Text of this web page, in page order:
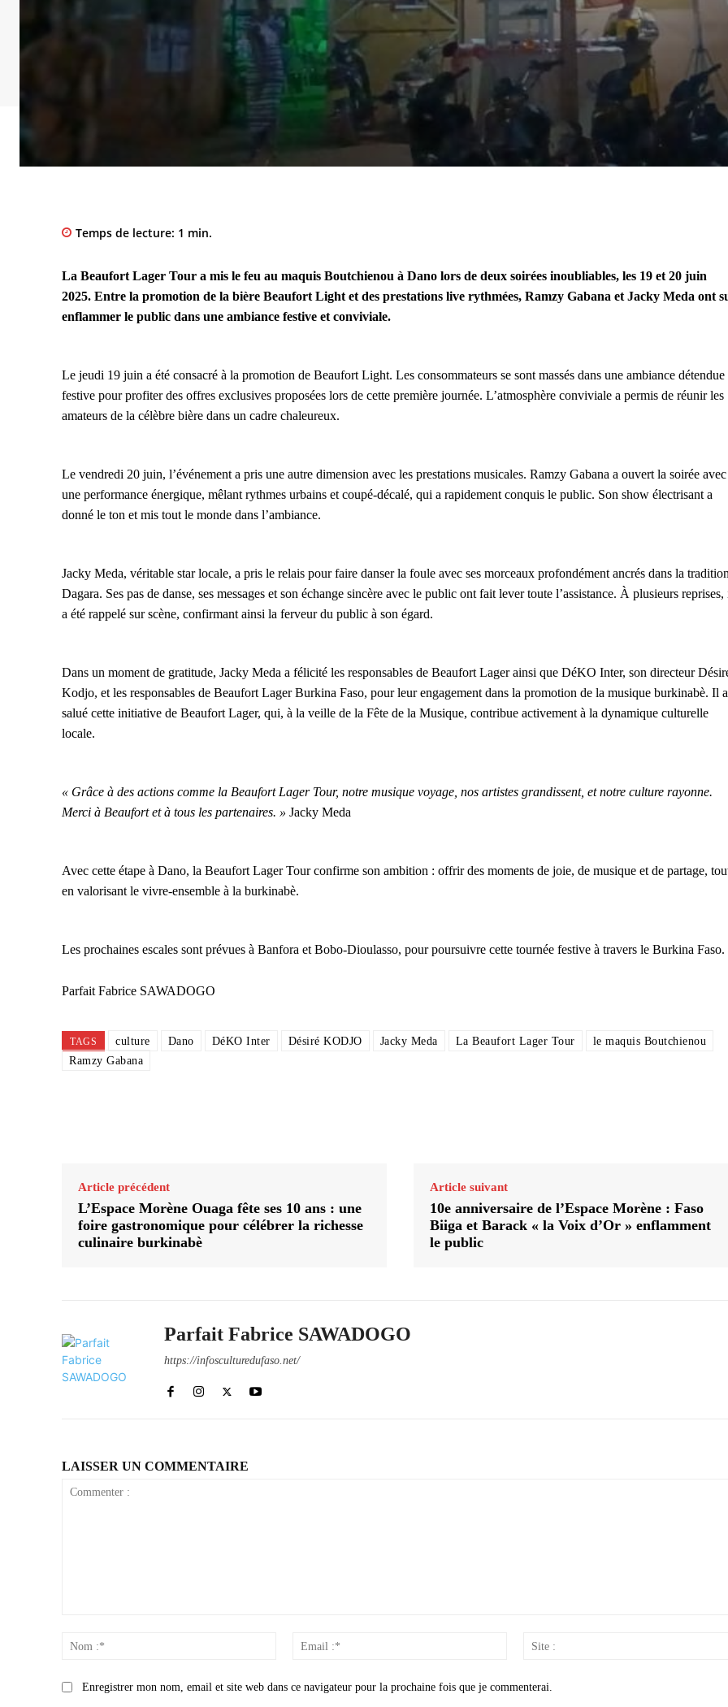
Temps de lecture: 1 min.
La Beaufort Lager Tour a mis le feu au maquis Boutchienou à Dano lors de deux soirées inoubliables, les 19 et 20 juin
2025. Entre la promotion de la bière Beaufort Light et des prestations live rythmées, Ramzy Gabana et Jacky Meda ont
enflammer le public dans une ambiance festive et conviviale.
Le jeudi 19 juin a été consacré à la promotion de Beaufort Light. Les consommateurs se sont massés dans une ambiance détendue
festive pour profiter des offres exclusives proposées lors de cette première journée. L’atmosphère conviviale a permis de réunir les
amateurs de la célèbre bière dans un cadre chaleureux.
Le vendredi 20 juin, l’événement a pris une autre dimension avec les prestations musicales. Ramzy Gabana a ouvert la soirée avec
une performance énergique, mêlant rythmes urbains et coupé-décalé, qui a rapidement conquis le public. Son show électrisant a
donné le ton et mis tout le monde dans l’ambiance.
Jacky Meda, véritable star locale, a pris le relais pour faire danser la foule avec ses morceaux profondément ancrés dans la
Dagara. Ses pas de danse, ses messages et son échange sincère avec le public ont fait lever toute l’assistance. À plusieurs reprises,
a été rappelé sur scène, confirmant ainsi la ferveur du public à son égard.
Dans un moment de gratitude, Jacky Meda a félicité les responsables de Beaufort Lager ainsi que DéKO Inter, son directeur
Kodjo, et les responsables de Beaufort Lager Burkina Faso, pour leur engagement dans la promotion de la musique burkinabè. Il a
salué cette initiative de Beaufort Lager, qui, à la veille de la Fête de la Musique, contribue activement à la dynamique culturelle
locale.
« Grâce à des actions comme la Beaufort Lager Tour, notre musique voyage, nos artistes grandissent, et notre culture rayonne.
Merci à Beaufort et à tous les partenaires. » Jacky Meda
Avec cette étape à Dano, la Beaufort Lager Tour confirme son ambition : offrir des moments de joie, de musique et de partage,
en valorisant le vivre-ensemble à la burkinabè.
Les prochaines escales sont prévues à Banfora et Bobo-Dioulasso, pour poursuivre cette tournée festive à travers le Burkina Faso.
Parfait Fabrice SAWADOGO
TAGS culture Dano DéKO Inter Désiré KODJO Jacky Meda La Beaufort Lager Tour
le maquis Boutchienou
Ramzy Gabana
Article précédent
L’Espace Morène Ouaga fête ses 10 ans : une
foire gastronomique pour célébrer la richesse
culinaire burkinabè
Article suivant
10e anniversaire de l’Espace Morène : Faso
Biiga et Barack « la Voix d’Or » enflamment
le public
Parfait Fabrice SAWADOGO
https://infosculturedufaso.net/
LAISSER UN COMMENTAIRE
Nom
Email
Enregistrer mon nom, email et site web dans ce navigateur pour la prochaine fois que je commenterai.